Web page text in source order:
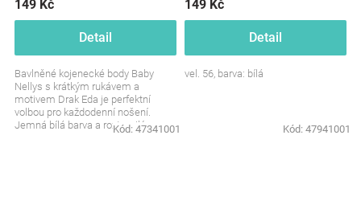
149 Kč
Detail
Bavlněné kojenecké body Baby
Nellys s krátkým rukávem a
motivem Drak Eda je perfektní
volbou pro každodenní nošení.
Jemná bílá barva a roztomilý
Kód: 47341001
149 Kč
Detail
vel. 56, barva: bílá
Kód: 47941001